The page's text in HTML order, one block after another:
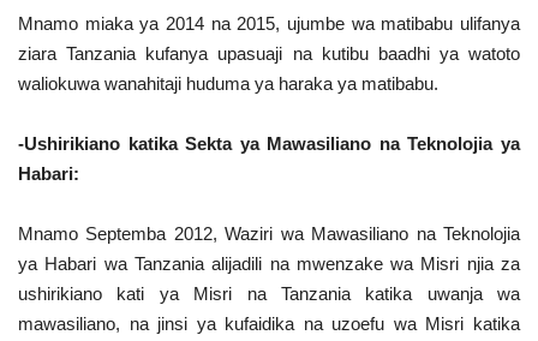
Mnamo miaka ya 2014 na 2015, ujumbe wa matibabu ulifanya
ziara Tanzania kufanya upasuaji na kutibu baadhi ya watoto
waliokuwa wanahitaji huduma ya haraka ya matibabu.
-Ushirikiano katika Sekta ya Mawasiliano na Teknolojia ya
Habari:
Mnamo Septemba 2012, Waziri wa Mawasiliano na Teknolojia
ya Habari wa Tanzania alijadili na mwenzake wa Misri njia za
ushirikiano kati ya Misri na Tanzania katika uwanja wa
mawasiliano, na jinsi ya kufaidika na uzoefu wa Misri katika